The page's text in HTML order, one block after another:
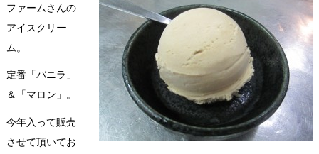
ファームさんの
アイスクリー
ム。
定番「バニラ」
＆「マロン」。
今年入って販売
させて頂いてお